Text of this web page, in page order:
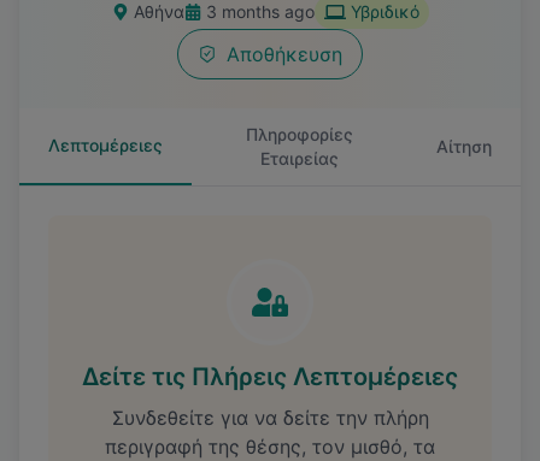
Αθήνα 3 months ago Υβριδικό
Αποθήκευση
Λεπτομέρειες
Πληροφορίες
Εταιρείας
Αίτηση
Δείτε τις Πλήρεις Λεπτομέρειες
Συνδεθείτε για να δείτε την πλήρη
περιγραφή της θέσης, τον μισθό, τα